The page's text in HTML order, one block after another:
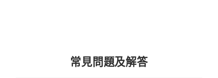
常見問題及解答